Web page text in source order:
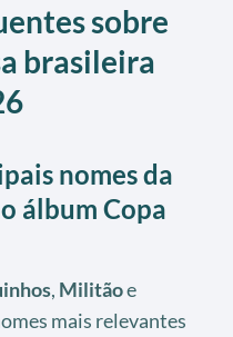
sobre
brasileira
nomes da
álbum Copa
, Militãoe
mais relevantes